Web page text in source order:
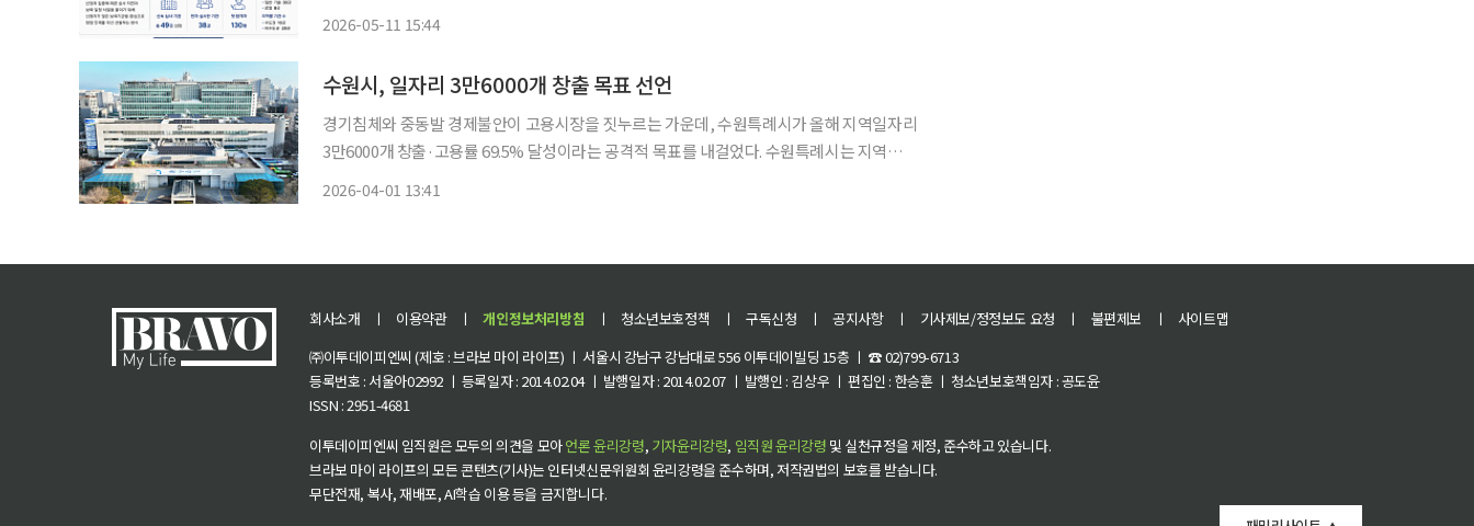
2026-05-11 15:44
수원시, 일자리 3만6000개 창출 목표 선언
경기침체와 중동발 경제불안이 고용시장을 짓누르는 가운데, 수원특례시가 올해 지역일자리
3만6000개 창출·고용률 69.5% 달성이라는 공격적 목표를 내걸었다. 수원특례시는 지역일자
2026-04-01 13:41
회사소개 ㅣ 이용약관 ㅣ 개인정보처리방침 ㅣ 청소년보호정책 ㅣ 구독신청 ㅣ 공지사항 ㅣ 기사제보/정정보도 요청 ㅣ 불편제보 ㅣ
사이트맵
㈜이투데이피엔씨 (제호 : 브라보 마이 라이프) ㅣ 서울시 강남구 강남대로 556 이투데이빌딩 15층 ㅣ ☎ 02)799-6713
등록번호 : 서울아02992 ㅣ 등록일자 : 2014.02.04 ㅣ 발행일자 : 2014.02.07 ㅣ 발행인 : 김상우 ㅣ 편집인 : 한승훈 ㅣ 청소년보호책임자 : 공도윤
ISSN : 2951-4681
이투데이피엔씨 임직원은 모두의 의견을 모아언론 윤리강령, 기자윤리강령, 임직원 윤리강령 및 실천규정을 제정, 준수하고 있습니다.
브라보 마이 라이프의 모든 콘텐츠(기사)는 인터넷신문위원회 윤리강령을 준수하며, 저작권법의 보호를 받습니다.
무단전재, 복사, 재배포, AI학습 이용 등을 금지합니다.